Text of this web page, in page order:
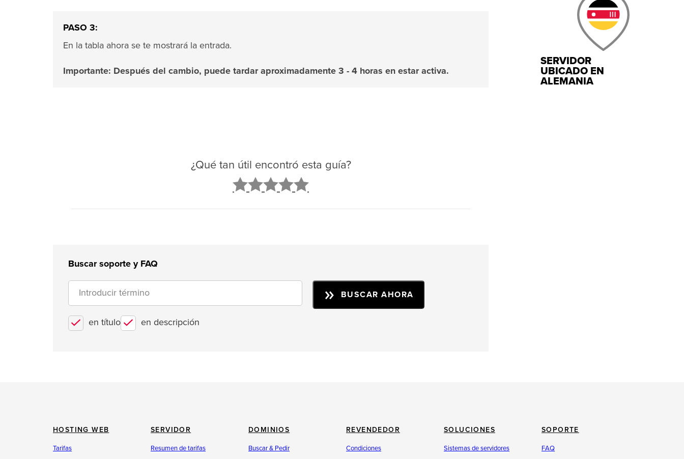
PASO 3:
En la tabla ahora se te mostrará la entrada.
Importante: Después del cambio, puede tardar aproximadamente 3 - 4 horas en estar activa.
¿Qué tan útil encontró esta guía?
Buscar soporte y FAQ
en título en descripción
BUSCAR AHORA
SERVIDOR
UBICADO EN
ALEMANIA
HOSTING WEB
Tarifas
SERVIDOR
Resumen de tarifas
DOMINIOS
Buscar & Pedir
REVENDEDOR
Condiciones
SOLUCIONES
Sistemas de servidores
SOPORTE
FAQ